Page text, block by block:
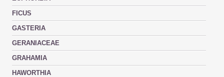
FICUS
GASTERIA
GERANIACEAE
GRAHAMIA
HAWORTHIA